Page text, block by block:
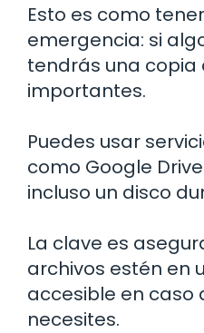
Esto es como
emergencia: si
tendrás una copia
importantes.
Puedes usar
como Google
incluso un disco
La clave es
archivos estén en
accesible en caso
necesites.